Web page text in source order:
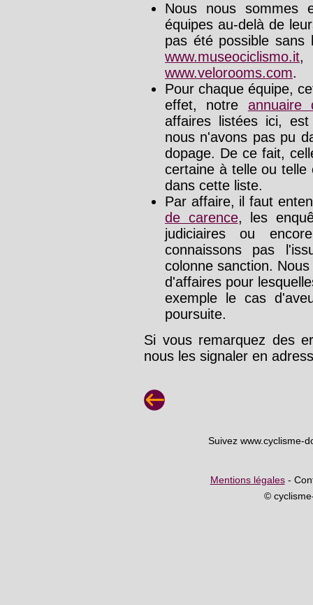
Nous nous sommes
équipes au-delà de
pas été possible sans
www.museociclismo.it
www.velorooms.com.
Pour chaque équipe,
effet, notre annuaire
affaires listées ici,
nous n'avons pas pu
dopage. De ce fait,
certaine à telle ou telle
dans cette liste.
Par affaire, il faut
de carence, les
judiciaires ou
connaissons pas
colonne sanction.
d'affaires pour
exemple le cas
poursuite.
Si vous remarquez des
nous les signaler en
Suivez www.cyclisme-
Mentions légales-
©